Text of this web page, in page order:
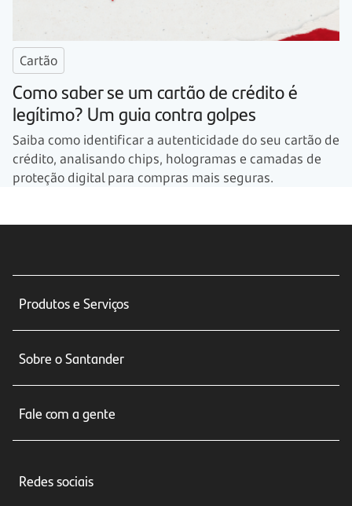
Cartão
Como saber se um cartão de crédito é
legítimo? Um guia contra golpes
Saiba como identificar a autenticidade do seu cartão de
crédito, analisando chips, hologramas e camadas de
proteção digital para compras mais seguras.
Produtos e Serviços
Seguros
Crédito e Financiamentos
Investimentos
Sobre o Santander
Fale com a gente
Central de Renegociação
Redes sociais